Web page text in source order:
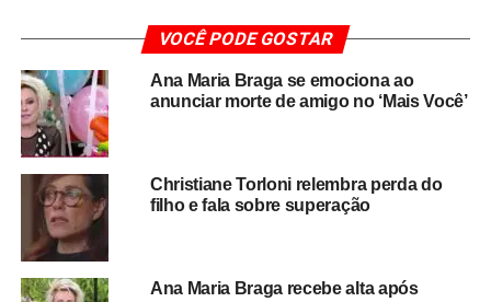
escolha de não retornar mais ao gênero que o consagrou
ao longo de décadas de carreira.
Durante a entrevista, o artista também comentou
mudanças na indústria televisiva e no modelo de
significativa no conteúdo e na forma de atuação dos
profissionais ao longo dos anos.
na televisão brasileira, onde construiu uma carreira sólida
VOCÊ PODE GOSTAR
Ana Maria Braga se emociona ao
anunciar morte de amigo no ‘Mais Você’
Christiane Torloni relembra perda do
filho e fala sobre superação
Ana Maria Braga recebe alta após